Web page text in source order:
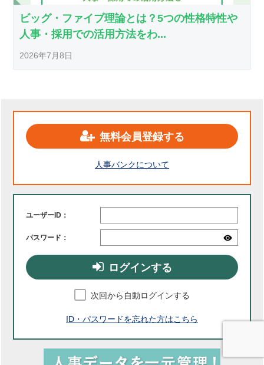
ビッグ・ファイブ理論とは？5つの性格特性や
人事・採用での活用方法をわ...
2026年7月8日
無料会員登録する
人事バンクについて
ユーザーID：
パスワード：
ログインする
次回から自動ログインする
ID・パスワードを忘れた方はこちら